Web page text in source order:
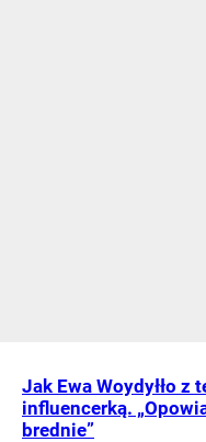
Jak Ewa Woydyłło z
influencerką.
brednie”